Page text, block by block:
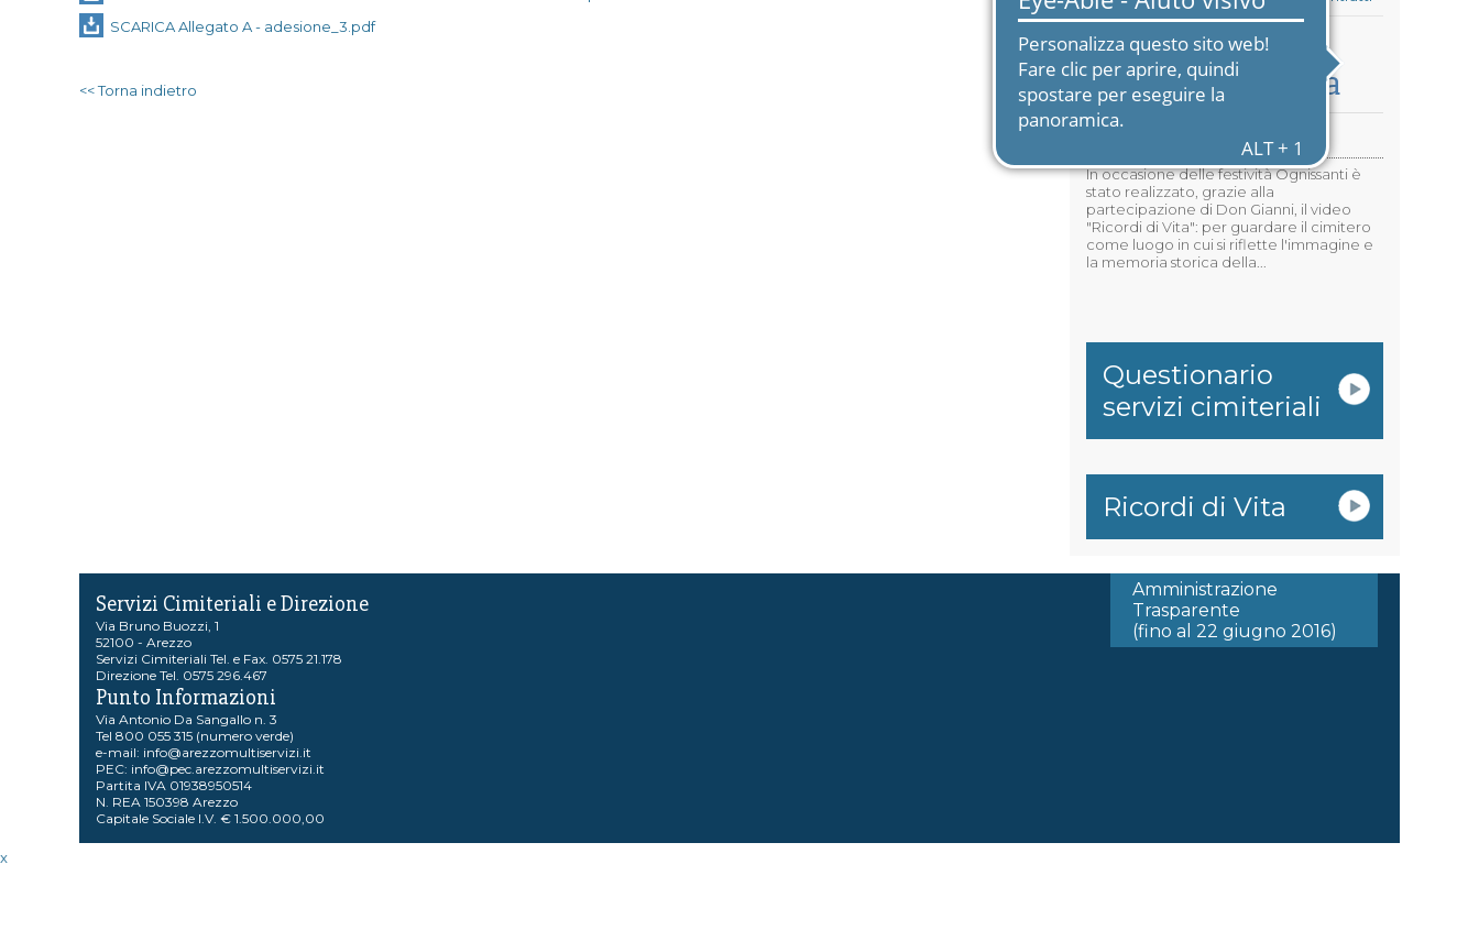
Rassegna Stampa
In occasione delle festività Ognissanti è
stato realizzato, grazie alla
partecipazione di Don Gianni, il video
"Ricordi di Vita": per guardare il cimitero
come luogo in cui si riflette l'immagine e
la memoria storica della...
Questionario
servizi cimiteriali
Ricordi di Vita
SCARICA Allegato A - adesione_3.pdf
<< Torna indietro
Servizi Cimiteriali e Direzione
Via Bruno Buozzi, 1
52100 - Arezzo
Servizi Cimiteriali Tel. e Fax. 0575 21.178
Direzione Tel. 0575 296.467
Punto Informazioni
Via Antonio Da Sangallo n. 3
Tel 800 055 315 (numero verde)
e-mail: info@arezzomultiservizi.it
PEC: info@pec.arezzomultiservizi.it
Partita IVA 01938950514
N. REA 150398 Arezzo
Capitale Sociale I.V. € 1.500.000,00
Amministrazione
Trasparente
(fino al 22 giugno 2016)
x